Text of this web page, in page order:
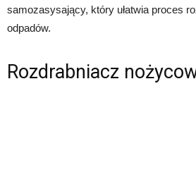
samozasysający, który ułatwia proces
odpadów.
Rozdrabniacz